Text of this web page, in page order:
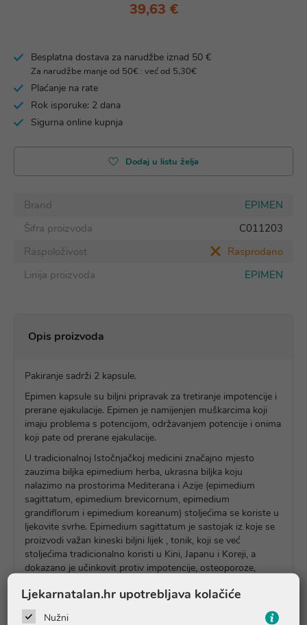
39,63 €
Besplatna dostava za narudžbe iznad 50 €
Za narudžbe manje od 50€ : već od 5,30€
Plaćanje na rate
Rok isporuke: 2 dana
Sigurna online kupnja
Dodaj u listu želja
Brand
EPIMEN
Šifra proizvoda
C011203
Raspoloživost
Rasprodano
Linija proizvoda
EPIMEN
Opis proizvoda
Pakiranje sadrži 2 kapsule.
Epimen kapsule su biljni pripravak za tretiranje impotencije i
prerane ejakulacije. Epimen je namijenjen muškarcima koji
imaju problema s potencijom, održavanjem potencije i onima
koji pate od prerane ejakulacije.
U tradicionalnoj Istočnjačkoj medicini značajno mjesto
zauzima biljka epimedium herba, ukrasna biljka koju
nalazimo na prostorima Mediterana i Azije (epimedium
sagittatum, epimedium brevicornum, epimedium
grandiflorum i epimedium koreanum) stoljećima se koriste u
ljekovite svrhe. Epimedium sagittatum je sastojak iz koje se
proizvodi važan kineski biljni lijek , tonik, koji se već
stoljećima tradicionalno koristi u Kini, Japanu i Koreji, a
dokazano je učinkovit protiv impotencije, osteoporoze,
Ne preporuča se osobama kojima je liječnik zabranio tjelesne
aktivnosti uslijed povišenog šećera, krvnog tlaka i srčanih
Ljekarnatalan.hr upotrebljava kolačiće
Nužni